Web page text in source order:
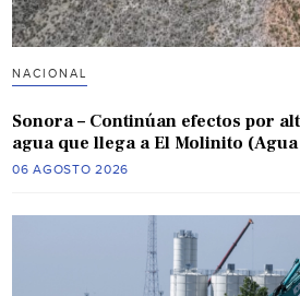
NACIONAL
Sonora – Continúan efectos por
agua que llega a El Molinito
06 AGOSTO 2026